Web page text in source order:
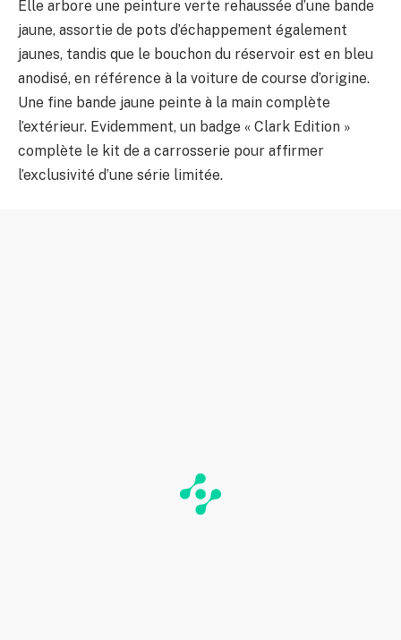
Elle arbore une peinture verte rehaussée d’une bande
jaune, assortie de pots d’échappement également
jaunes, tandis que le bouchon du réservoir est en bleu
anodisé, en référence à la voiture de course d’origine.
Une fine bande jaune peinte à la main complète
l’extérieur. Evidemment, un badge « Clark Edition »
complète le kit de a carrosserie pour affirmer
l’exclusivité d’une série limitée.